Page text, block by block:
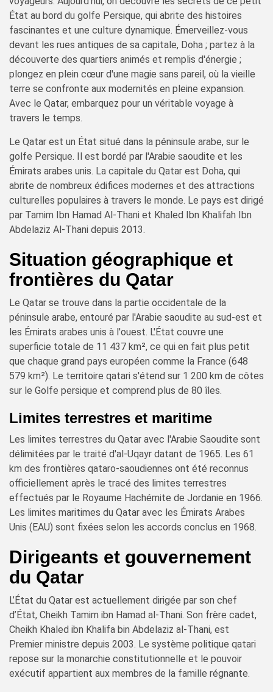
État au bord du golfe Persique, qui abrite des histoires
fascinantes et une culture dynamique. Émerveillez-vous
devant les rues antiques de sa capitale, Doha ; partez à la
découverte des quartiers animés et remplis d'énergie ;
plongez en plein cœur d'une magie sans pareil, où la vieille
terre se confronte aux modernités en pleine expansion.
Avec le Qatar, embarquez pour un véritable voyage à
travers le temps.
Le Qatar est un État situé dans la péninsule arabe, sur le
golfe Persique. Il est bordé par l'Arabie saoudite et les
Émirats arabes unis. La capitale du Qatar est Doha, qui
abrite de nombreux édifices modernes et des attractions
culturelles populaires à travers le monde. Le pays est dirigé
par Tamim Ibn Hamad Al-Thani et Khaled Ibn Khalifah Ibn
Abdelaziz Al-Thani depuis 2013.
Situation géographique et
frontières du Qatar
Le Qatar se trouve dans la partie occidentale de la
péninsule arabe, entouré par l'Arabie saoudite au sud-est et
les Émirats arabes unis à l'ouest. L'État couvre une
superficie totale de 11 437 km², ce qui en fait plus petit
que chaque grand pays européen comme la France (648
579 km²). Le territoire qatari s'étend sur 1 200 km de côtes
sur le Golfe persique et comprend plus de 80 îles.
Limites terrestres et maritime
Les limites terrestres du Qatar avec l'Arabie Saoudite sont
délimitées par le traité d'al-Uqayr datant de 1965. Les 61
km des frontières qataro-saoudiennes ont été reconnus
officiellement après le tracé des limites terrestres
effectués par le Royaume Hachémite de Jordanie en 1966.
Les limites maritimes du Qatar avec les Émirats Arabes
Unis (EAU) sont fixées selon les accords conclus en 1968.
Dirigeants et gouvernement
du Qatar
L’État du Qatar est actuellement dirigée par son chef
d’État, Cheikh Tamim ibn Hamad al-Thani. Son frère cadet,
Cheikh Khaled ibn Khalifa bin Abdelaziz al-Thani, est
Premier ministre depuis 2003. Le système politique qatari
repose sur la monarchie constitutionnelle et le pouvoir
exécutif appartient aux membres de la famille régnante.